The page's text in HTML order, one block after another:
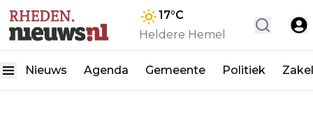
17°C
Heldere Hemel
Nieuws Agenda Gemeente Politiek